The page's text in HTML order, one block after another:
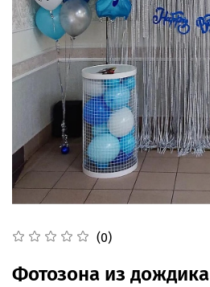
(0)
Фотозона из дождика